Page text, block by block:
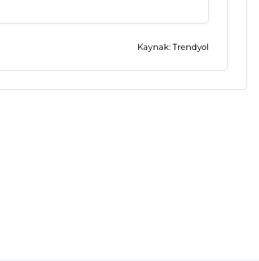
Kaynak: Trendyol